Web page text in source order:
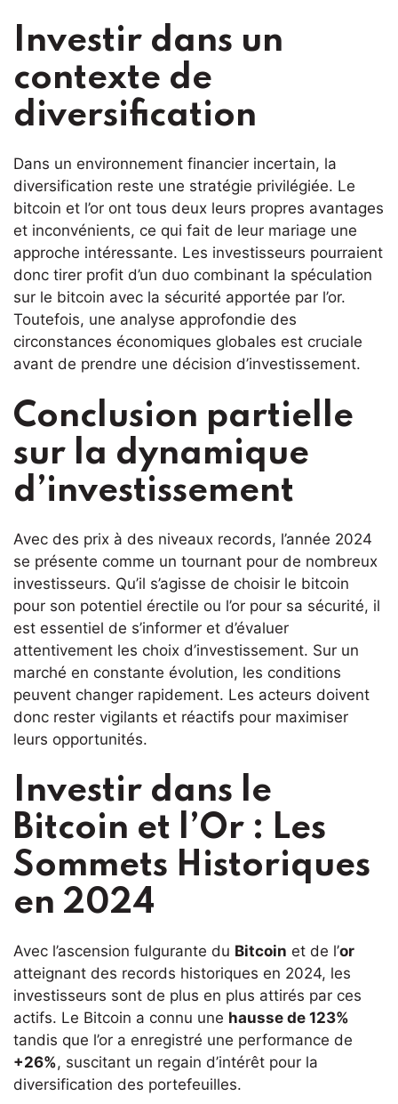
Investir dans un
contexte de
diversification
Dans un environnement financier incertain, la
diversification reste une stratégie privilégiée. Le
bitcoin et l’or ont tous deux leurs propres avantages
et inconvénients, ce qui fait de leur mariage une
approche intéressante. Les investisseurs pourraient
donc tirer profit d’un duo combinant la spéculation
sur le bitcoin avec la sécurité apportée par l’or.
Toutefois, une analyse approfondie des
circonstances économiques globales est cruciale
avant de prendre une décision d’investissement.
Conclusion partielle
sur la dynamique
d’investissement
Avec des prix à des niveaux records, l’année 2024
se présente comme un tournant pour de nombreux
investisseurs. Qu’il s’agisse de choisir le bitcoin
pour son potentiel érectile ou l’or pour sa sécurité, il
est essentiel de s’informer et d’évaluer
attentivement les choix d’investissement. Sur un
marché en constante évolution, les conditions
peuvent changer rapidement. Les acteurs doivent
donc rester vigilants et réactifs pour maximiser
leurs opportunités.
Investir dans le
Bitcoin et l’Or : Les
Sommets Historiques
en 2024
Avec l’ascension fulgurante du Bitcoin et de l’or
atteignant des records historiques en 2024, les
investisseurs sont de plus en plus attirés par ces
actifs. Le Bitcoin a connu une hausse de 123%
tandis que l’or a enregistré une performance de
+26%, suscitant un regain d’intérêt pour la
diversification des portefeuilles.